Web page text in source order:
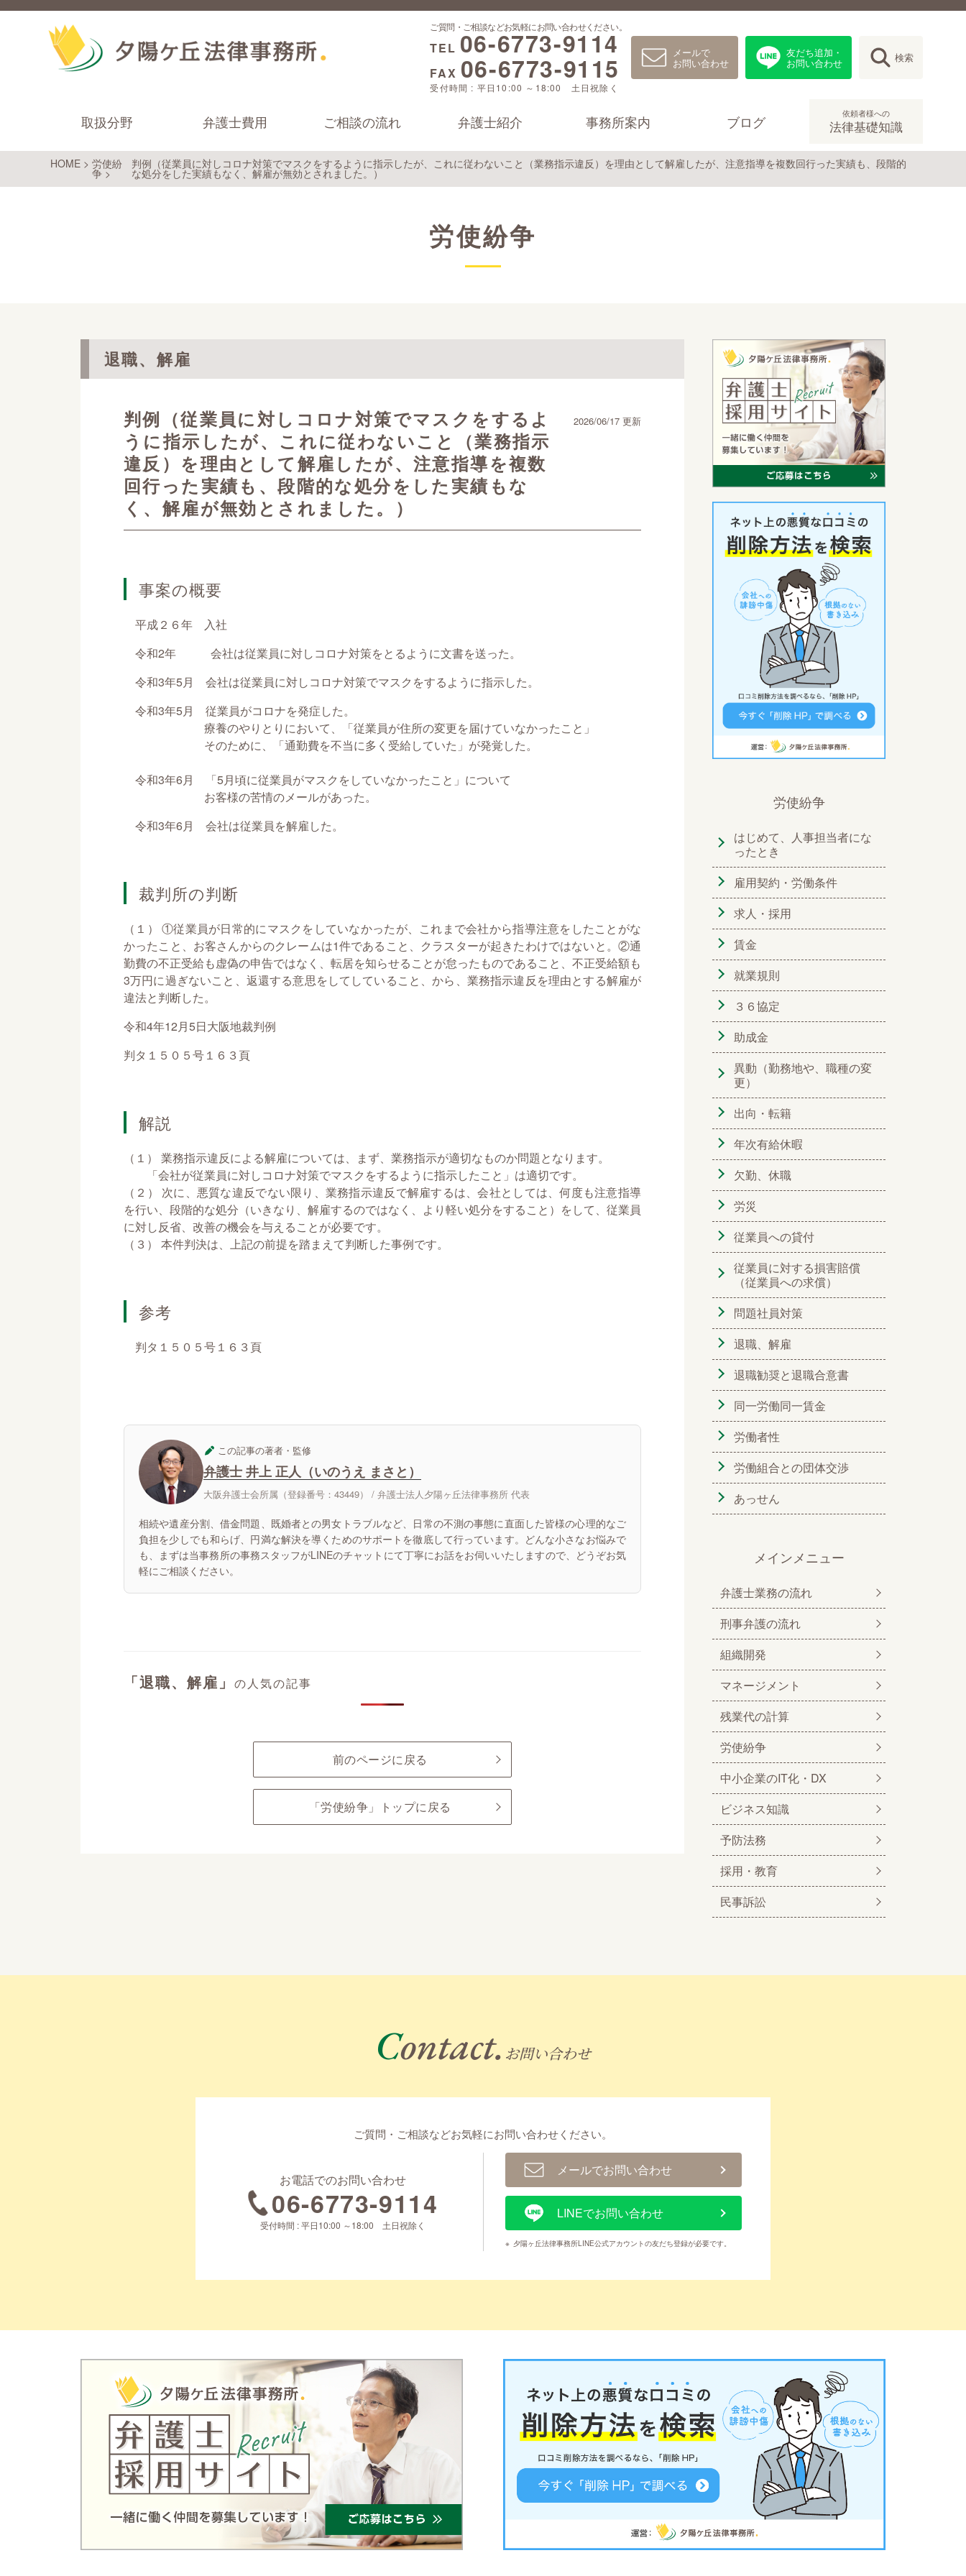
ご質問・ご相談などお気軽にお問い合わせください。
TEL 06-6773-9114
FAX 06-6773-9115
受付時間 : 平日10:00 ～18:00 土日祝除く
メールで
お問い合わせ
友だち追加・
お問い合わせ 検索
取扱分野 弁護士費用 ご相談の流れ 弁護士紹介 事務所案内 ブログ 依頼者様への
法律基礎知識
HOME > 労使紛
争>
判例（従業員に対しコロナ対策でマスクをするように指示したが、これに従わないこと（業務指示違反）を理由として解雇したが、注意指導を複数回行った実績も、段階的
な処分をした実績もなく、解雇が無効とされました。）
労使紛争
退職、解雇
判例（従業員に対しコロナ対策でマスクをするよ
うに指示したが、これに従わないこと（業務指示
違反）を理由として解雇したが、注意指導を複数
回行った実績も、段階的な処分をした実績もな
く、解雇が無効とされました。）
2026/06/17 更新
事案の概要
平成２６年 入社
令和2年 会社は従業員に対しコロナ対策をとるように文書を送った。
令和3年5月 会社は従業員に対しコロナ対策でマスクをするように指示した。
令和3年5月 従業員がコロナを発症した。
療養のやりとりにおいて、「従業員が住所の変更を届けていなかったこと」
そのために、「通勤費を不当に多く受給していた」が発覚した。
令和3年6月 「5月頃に従業員がマスクをしていなかったこと」について
お客様の苦情のメールがあった。
令和3年6月 会社は従業員を解雇した。
裁判所の判断
（１） ①従業員が日常的にマスクをしていなかったが、これまで会社から指導注意をしたことがな
かったこと、お客さんからのクレームは1件であること、クラスターが起きたわけではないと。②通
勤費の不正受給も虚偽の申告ではなく、転居を知らせることが怠ったものであること、不正受給額も
3万円に過ぎないこと、返還する意思をしてしていること、から、業務指示違反を理由とする解雇が
違法と判断した。
令和4年12月5日大阪地裁判例
判タ１５０５号１６３頁
解説
（１） 業務指示違反による解雇については、まず、業務指示が適切なものか問題となります。
「会社が従業員に対しコロナ対策でマスクをするように指示したこと」は適切です。
（２） 次に、悪質な違反でない限り、業務指示違反で解雇するは、会社としては、何度も注意指導
を行い、段階的な処分（いきなり、解雇するのではなく、より軽い処分をすること）をして、従業員
に対し反省、改善の機会を与えることが必要です。
（３） 本件判決は、上記の前提を踏まえて判断した事例です。
参考
判タ１５０５号１６３頁
この記事の著者・監修
弁護士 井上 正人（いのうえ まさと）
大阪弁護士会所属（登録番号：43449） / 弁護士法人夕陽ヶ丘法律事務所 代表
相続や遺産分割、借金問題、既婚者との男女トラブルなど、日常の不測の事態に直面した皆様の心理的なご
負担を少しでも和らげ、円満な解決を導くためのサポートを徹底して行っています。どんな小さなお悩みで
も、まずは当事務所の事務スタッフがLINEのチャットにて丁寧にお話をお伺いいたしますので、どうぞお気
軽にご相談ください。
「退職、解雇」 の人気の記事
前のページに戻る
「労使紛争」トップに戻る
労使紛争
はじめて、人事担当者にな
ったとき
雇用契約・労働条件
求人・採用
賃金
就業規則
３６協定
助成金
異動（勤務地や、職種の変
更）
出向・転籍
年次有給休暇
欠勤、休職
労災
従業員への貸付
従業員に対する損害賠償
（従業員への求償）
問題社員対策
退職、解雇
退職勧奨と退職合意書
同一労働同一賃金
労働者性
労働組合との団体交渉
あっせん
メインメニュー
弁護士業務の流れ
刑事弁護の流れ
組織開発
マネージメント
残業代の計算
労使紛争
中小企業のIT化・DX
ビジネス知識
予防法務
採用・教育
民事訴訟
Contact. お問い合わせ
ご質問・ご相談などお気軽にお問い合わせください。
お電話でのお問い合わせ
06-6773-9114
受付時間 : 平日10:00 ～18:00 土日祝除く
メールでお問い合わせ
LINEでお問い合わせ
※ 夕陽ヶ丘法律事務所LINE公式アカウントの友だち登録が必要です。